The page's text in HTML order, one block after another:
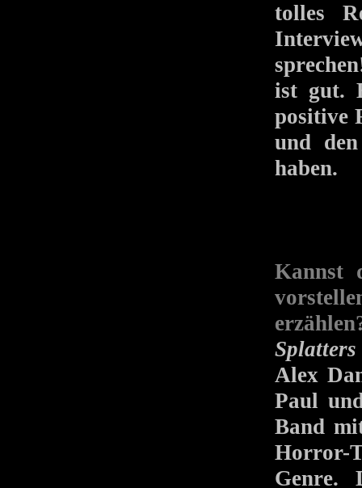
tolles
ist gut.
positive
und
haben.
Splatters
Alex
Paul
Band
Horror-
Genre.